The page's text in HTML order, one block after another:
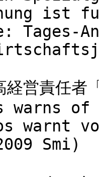
ist
Tages-
営責任者
warns
Smi)